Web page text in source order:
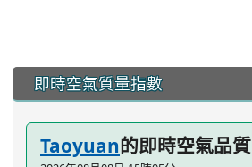
::: 即時空氣質量指數
Taoyuan的即時空氣品質